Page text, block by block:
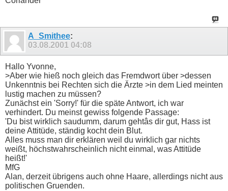
A_Smithee:
03.08.2001 04:08
Hallo Yvonne,
>Aber wie hieß noch gleich das Fremdwort über >dessen
Unkenntnis bei Rechten sich die Ärzte >in dem Lied meinten
lustig machen zu müssen?
Zunächst ein 'Sorry!' für die späte Antwort, ich war
verhindert. Du meinst gewiss folgende Passage:
'Du bist wirklich saudumm, darum gehtâs dir gut, Hass ist
deine Attitüde, ständig kocht dein Blut.
Alles muss man dir erklären weil du wirklich gar nichts
weißt, höchstwahrscheinlich nicht einmal, was Attitüde
heißt!'
MfG
Alan, derzeit übrigens auch ohne Haare, allerdings nicht aus
politischen Gruenden.